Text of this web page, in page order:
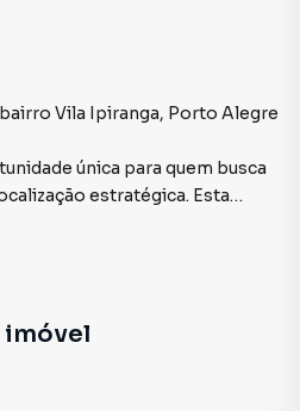
bairro Vila Ipiranga, Porto Alegre
única para quem busca
estratégica. Esta
ambientes amplos,
cozinha moderna
conforto e praticidade
imóvel